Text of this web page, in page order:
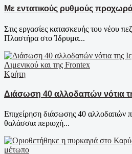
Με εντατικούς ρυθμούς
Στις εργασίες κατασκευής του νέου
Πλαστήρα στο Ίδρυμα...
Κρήτη
Διάσωση 40 αλλοδαπών νότια
Επιχείρηση διάσωσης 40 αλλοδαπών
θαλάσσια περιοχή...